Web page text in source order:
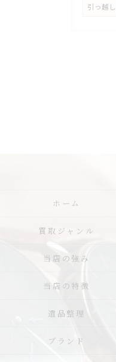
引っ越し
ホーム
買取ジャンル
当店の強み
当店の特徴
遺品整理
ブランド